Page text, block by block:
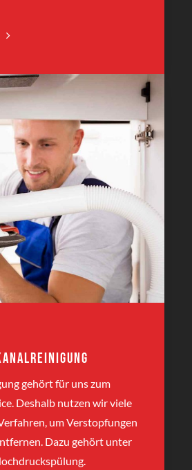
gehört für uns zum
Deshalb nutzen wir viele
um Verstopfungen
Dazu gehört unter